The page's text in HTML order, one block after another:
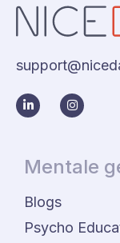
Mentale
Blogs
Psycho